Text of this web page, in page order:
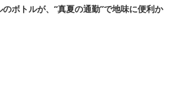
のボトルが、“真夏の通勤”で地味に便利か